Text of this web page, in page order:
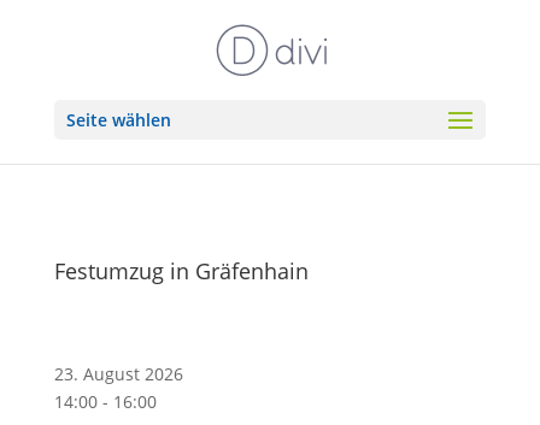
Seite wählen
Festumzug in Gräfenhain
23. August 2026
14:00 - 16:00